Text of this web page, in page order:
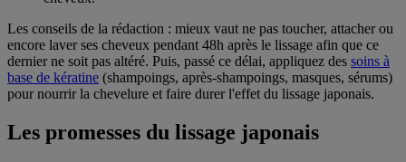
Les conseils de la rédaction : mieux vaut ne pas toucher, attacher ou
encore laver ses cheveux pendant 48h après le lissage afin que ce
dernier ne soit pas altéré. Puis, passé ce délai, appliquez des soins à
base de kératine (shampoings, après-shampoings, masques, sérums)
pour nourrir la chevelure et faire durer l'effet du lissage japonais.
Les promesses du lissage japonais